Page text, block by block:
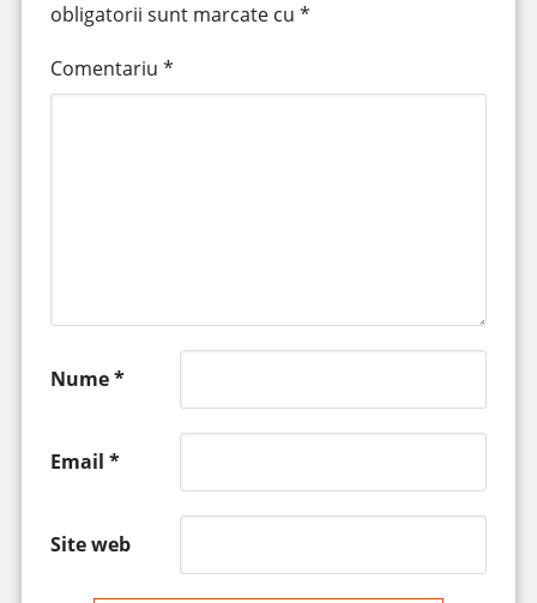
obligatorii sunt marcate cu *
Comentariu *
Nume*
Email *
Site web